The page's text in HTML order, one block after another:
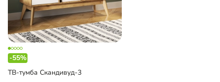
-55%
ТВ-тумба Скандивуд-3